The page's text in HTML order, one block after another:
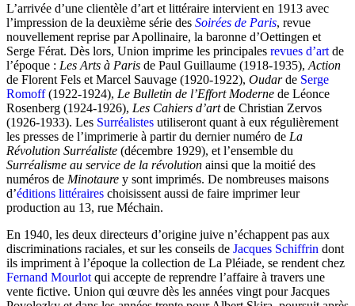
L’arrivée d’une clientèle d’art et littéraire intervient en 1913 avec
l’impression de la deuxième série des Soirées de Paris, revue
nouvellement reprise par Apollinaire, la baronne d’Oettingen et
Serge Férat. Dès lors, Union imprime les principales revues d’art de
l’époque : Les Arts à Paris de Paul Guillaume (1918-1935), Action
de Florent Fels et Marcel Sauvage (1920-1922), Oudarde Serge
Romoff(1922-1924), Le Bulletin de l’Effort Moderne de Léonce
Rosenberg (1924-1926), Les Cahiers d’artde Christian Zervos
(1926-1933). Les Surréalistes utiliseront quant à eux régulièrement
les presses de l’imprimerie à partir du dernier numéro de La
Révolution Surréaliste (décembre 1929), et l’ensemble du
Surréalisme au service de la révolution ainsi que la moitié des
numéros de Minotaure y sont imprimés. De nombreuses maisons
d’éditions littéraires choisissent aussi de faire imprimer leur
production au 13, rue Méchain.
En 1940, les deux directeurs d’origine juive n’échappent pas aux
discriminations raciales, et sur les conseils de Jacques Schiffrin dont
ils impriment à l’époque la collection de La Pléiade, se rendent chez
Fernand Mourlot qui accepte de reprendre l’affaire à travers une
vente fictive. Union qui œuvre dès les années vingt pour Jacques